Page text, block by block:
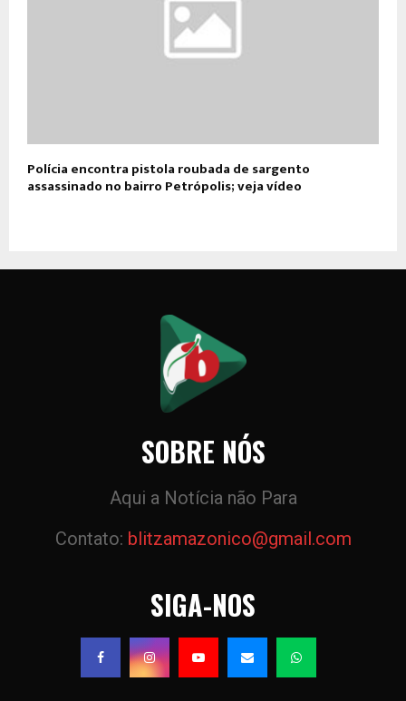
Polícia encontra pistola roubada de sargento
assassinado no bairro Petrópolis; veja vídeo
SOBRE NÓS
Aqui a Notícia não Para
Contato: blitzamazonico@gmail.com
SIGA-NOS